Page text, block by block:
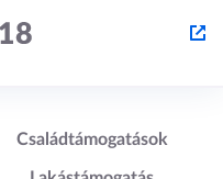
Lábléc2
Családtámogatások